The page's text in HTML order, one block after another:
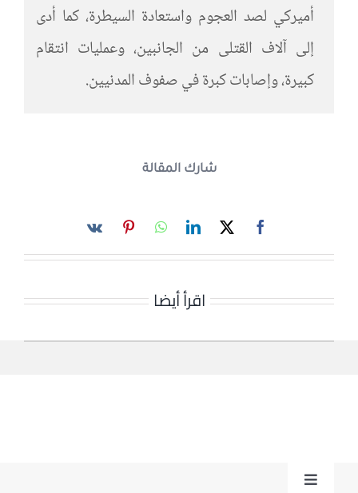
أميركي لصد العجوم واستعادة السيطرة، كما أدى
إلى آلاف القتلى من الجانبين، وعمليات انتقام
كبيرة، وإصابات كبرة في صفوف المدنيين.
شارك المقالة
اقرأ أيضا